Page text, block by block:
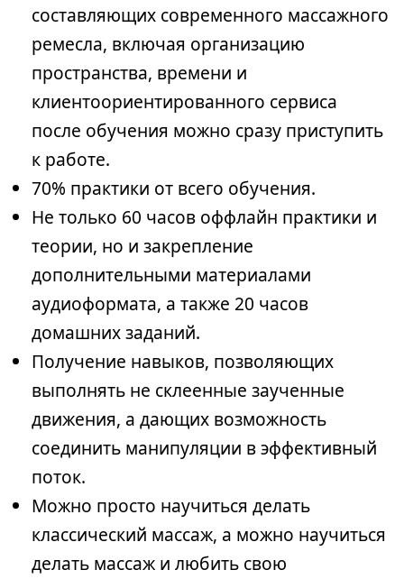
составляющих современного массажного
ремесла, включая организацию
пространства, времени и
клиентоориентированного сервиса
после обучения можно сразу приступить
к работе.
70% практики от всего обучения.
Не только 60 часов оффлайн практики и
теории, но и закрепление
дополнительными материалами
аудиоформата, а также 20 часов
домашних заданий.
Получение навыков, позволяющих
выполнять не склеенные заученные
движения, а дающих возможность
соединить манипуляции в эффективный
поток.
Можно просто научиться делать
классический массаж, а можно научиться
делать массаж и любить свою